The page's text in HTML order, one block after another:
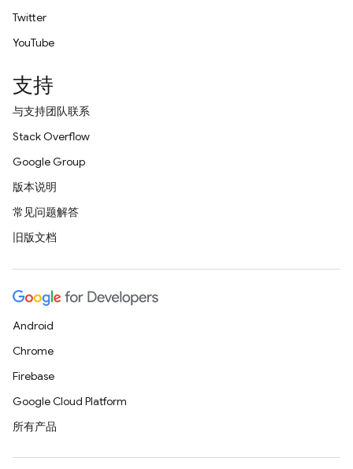
Twitter
YouTube
支持
与支持团队联系
Stack Overflow
Google Group
版本说明
常见问题解答
旧版文档
Android
Chrome
Firebase
Google Cloud Platform
所有产品